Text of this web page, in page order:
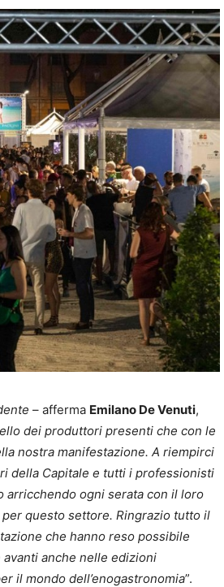
– afferma Emilano De Venuti,
dei produttori presenti che con le
nostra manifestazione. A riempirci
della Capitale e tutti i professionisti
arricchendo ogni serata con il loro
questo settore. Ringrazio tutto il
che hanno reso possibile
anche nelle edizioni
il mondo dell’enogastronomia”.